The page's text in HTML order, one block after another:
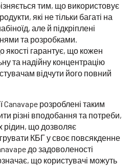
тим, що використовує
які не тільки багаті на
але й підкріплені
та розробками.
якості гарантує, що кожен
та надійну концентрацію
відчути його повний
Canavape розроблені таким
різні вподобання та потреби,
рідин, що дозволяє
КБГ у своє повсякденне
до задоволеності
що користувачі можуть